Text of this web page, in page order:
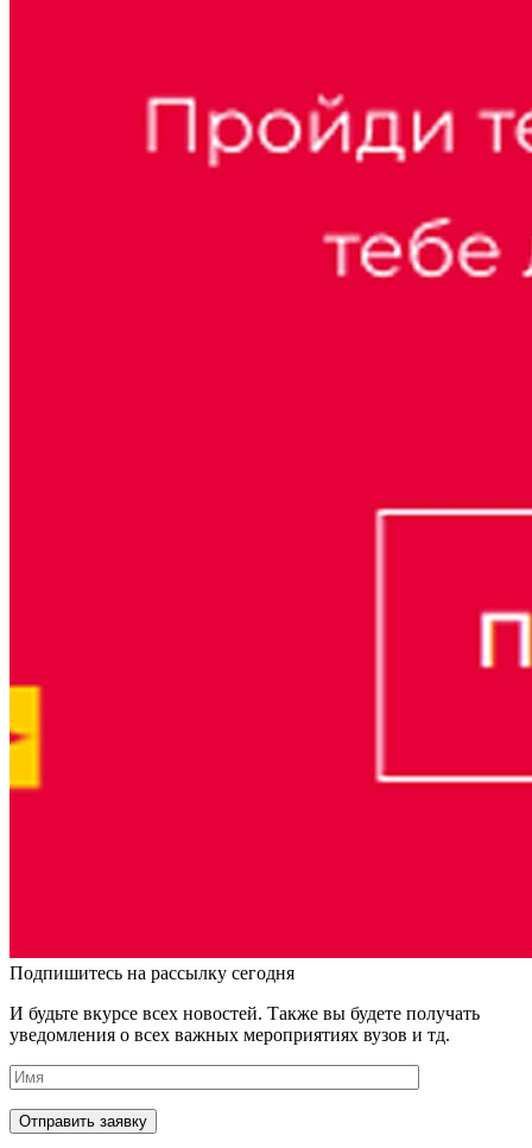
Подпишитесь на рассылку сегодня
И будьте вкурсе всех новостей. Также вы будете получать
уведомления о всех важных мероприятиях вузов и тд.